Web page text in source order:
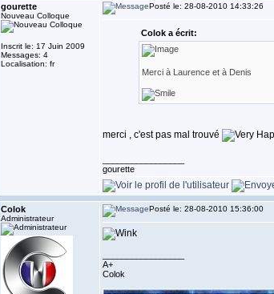
gourette
Nouveau Colloque
Inscrit le: 17 Juin 2009
Messages: 4
Localisation: fr
Posté le: 28-08-2010 14:33:26
Colok a écrit:
Merci à Laurence et à Denis
merci , c'est pas mal trouvé
gourette
Colok
Administrateur
Posté le: 28-08-2010 15:36:00
A+
Colok